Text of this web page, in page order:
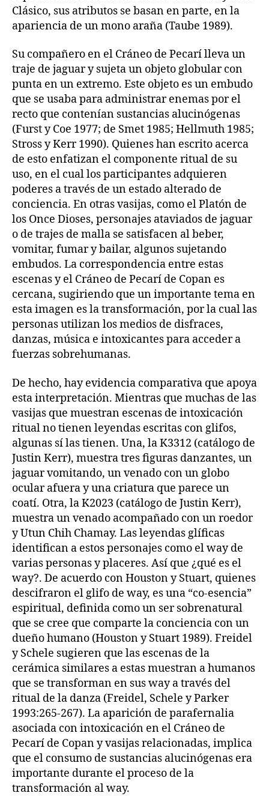
Clásico, sus atributos se basan en parte, en la
apariencia de un mono araña (Taube 1989).
Su compañero en el Cráneo de Pecarí lleva un
traje de jaguar y sujeta un objeto globular con
punta en un extremo. Este objeto es un embudo
que se usaba para administrar enemas por el
recto que contenían sustancias alucinógenas
(Furst y Coe 1977; de Smet 1985; Hellmuth 1985;
Stross y Kerr 1990). Quienes han escrito acerca
de esto enfatizan el componente ritual de su
uso, en el cual los participantes adquieren
poderes a través de un estado alterado de
conciencia. En otras vasijas, como el Platón de
los Once Dioses, personajes ataviados de jaguar
o de trajes de malla se satisfacen al beber,
vomitar, fumar y bailar, algunos sujetando
embudos. La correspondencia entre estas
escenas y el Cráneo de Pecarí de Copan es
cercana, sugiriendo que un importante tema en
esta imagen es la transformación, por la cual las
personas utilizan los medios de disfraces,
danzas, música e intoxicantes para acceder a
fuerzas sobrehumanas.
De hecho, hay evidencia comparativa que apoya
esta interpretación. Mientras que muchas de las
vasijas que muestran escenas de intoxicación
ritual no tienen leyendas escritas con glifos,
algunas sí las tienen. Una, la K3312 (catálogo de
Justin Kerr), muestra tres figuras danzantes, un
jaguar vomitando, un venado con un globo
ocular afuera y una criatura que parece un
coatí. Otra, la K2023 (catálogo de Justin Kerr),
muestra un venado acompañado con un roedor
y Utun Chih Chamay. Las leyendas glíficas
identifican a estos personajes como el way de
varias personas y placeres. Así que ¿qué es el
way?. De acuerdo con Houston y Stuart, quienes
descifraron el glifo de way, es una “co-esencia”
espiritual, definida como un ser sobrenatural
que se cree que comparte la conciencia con un
dueño humano (Houston y Stuart 1989). Freidel
y Schele sugieren que las escenas de la
cerámica similares a estas muestran a humanos
que se transforman en sus way a través del
ritual de la danza (Freidel, Schele y Parker
1993:265-267). La aparición de parafernalia
asociada con intoxicación en el Cráneo de
Pecarí de Copan y vasijas relacionadas, implica
que el consumo de sustancias alucinógenas era
importante durante el proceso de la
transformación al way.